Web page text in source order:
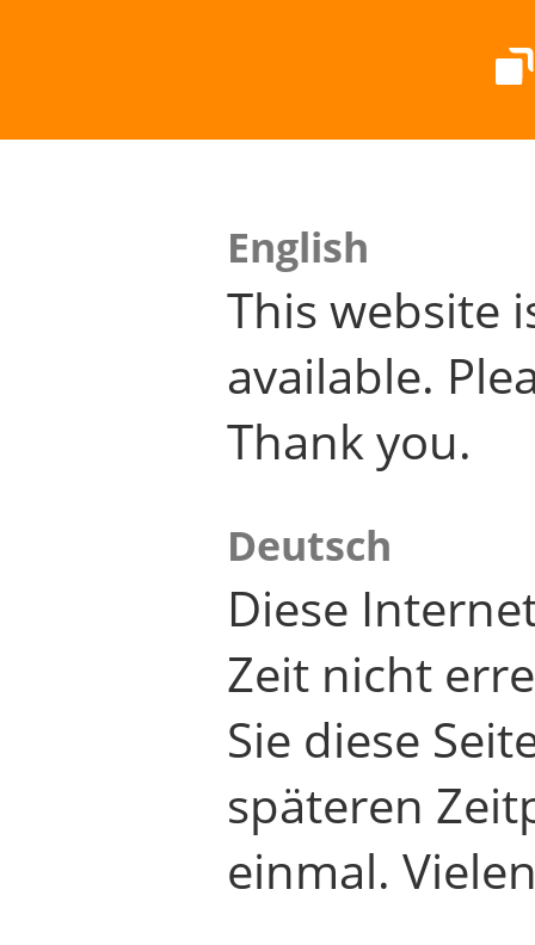
English
This website
available.
Thank you.
Deutsch
Diese
Zeit nicht
Sie diese
späteren
einmal.